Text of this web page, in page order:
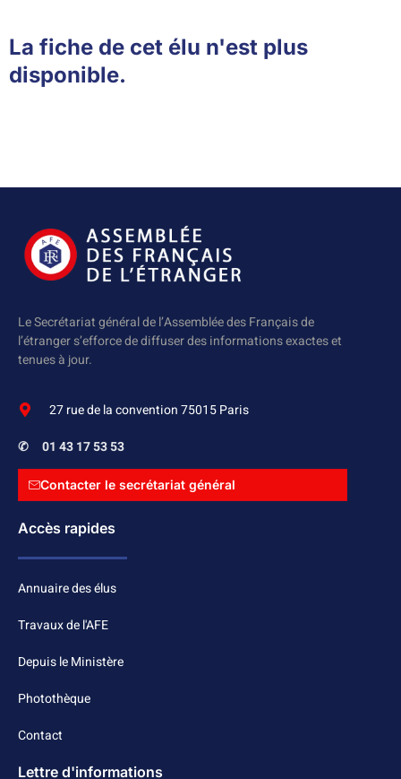
La fiche de cet élu n'est plus
disponible.
Le Secrétariat général de l’Assemblée des Français de
l’étranger s’efforce de diffuser des informations exactes et
tenues à jour.
27 rue de la convention 75015 Paris
✆ 01 43 17 53 53
Contacter le secrétariat général
Accès rapides
Annuaire des élus
Travaux de l'AFE
Depuis le Ministère
Photothèque
Contact
Lettre d'informations